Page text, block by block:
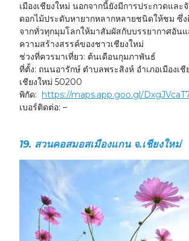
เมืองเชียงใหม่ นอกจากนี้ยังมีการประกวดแล
ดอกไม้ประดับหายากหลากหลายชนิดให้ชม ซึ่ง
จากทั่วทุกมุมโลกให้มาสัมผัสกับบรรยากาศอัน
ความสร้างสรรค์ของชาวเชียงใหม่
ช่วงที่ควรมาเที่ยว: ต้นเดือนกุมภาพันธ์
ที่ตั้ง: ถนนอารักษ์ ตำบลพระสิงห์ อำเภอเมืองเชี
เชียงใหม่ 50200
พิกัด: https://maps.app.goo.gl/
เบอร์ติดต่อ: –
19. สวนคอสมอสเมืองแกน จ.เชียงใหม่